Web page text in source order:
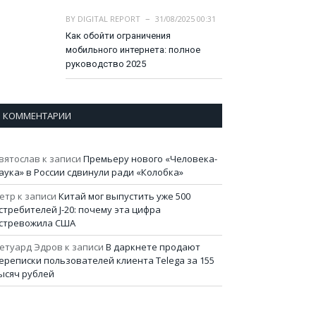
BY DIGITAL REPORT
31/08/2025 00:31
Как обойти ограничения
мобильного интернета: полное
руководство 2025
КОММЕНТАРИИ
к записи Премьеру нового «Человека-
в России сдвинули ради «Колобка»
к записи Китай мог выпустить уже 500
J-20: почему эта цифра
США
Эдров к записи В даркнете продают
пользователей клиента Telega за 155
рублей